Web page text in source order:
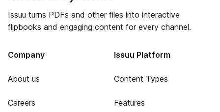
Issuu turns PDFs and other files into interactive
flipbooks and engaging content for every channel.
Company
About us
Careers
Issuu Platform
Content Types
Features